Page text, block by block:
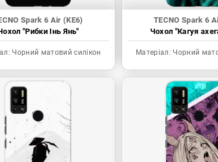
Spark 6 Air (KE6)
"Рибки Інь Янь"
Чорний матовий силікон
TECNO Spark 6
Чохол "Кагуя
Матеріал: Чорний